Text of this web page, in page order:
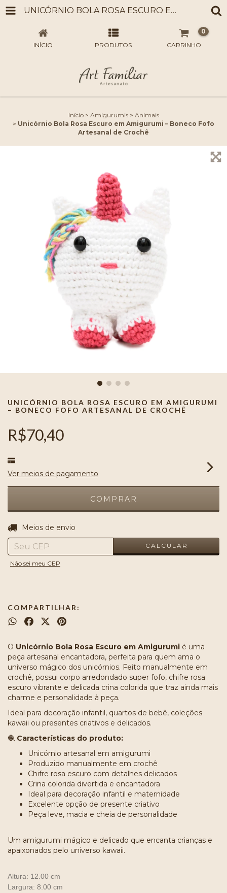
UNICÓRNIO BOLA ROSA ESCURO EM AMIGURUMI – BONECO FOFO ARTESANAL DE CROCHÊ
INÍCIO PRODUTOS CARRINHO
0
Início > Amigurumis > Animais
> Unicórnio Bola Rosa Escuro em Amigurumi – Boneco Fofo
Artesanal de Crochê
UNICÓRNIO BOLA ROSA ESCURO EM AMIGURUMI
– BONECO FOFO ARTESANAL DE CROCHÊ
R$70,40
Ver meios de pagamento
Entregas para o CEP:
Meios de envio
CALCULAR
Não sei meu CEP
COMPARTILHAR:
O Unicórnio Bola Rosa Escuro em Amigurumi é uma
peça artesanal encantadora, perfeita para quem ama o
universo mágico dos unicórnios. Feito manualmente em
crochê, possui corpo arredondado super fofo, chifre rosa
escuro vibrante e delicada crina colorida que traz ainda mais
charme e personalidade à peça.
Ideal para decoração infantil, quartos de bebê, coleções
kawaii ou presentes criativos e delicados.
🧶 Características do produto:
Unicórnio artesanal em amigurumi
Produzido manualmente em crochê
Chifre rosa escuro com detalhes delicados
Crina colorida divertida e encantadora
Ideal para decoração infantil e maternidade
Excelente opção de presente criativo
Peça leve, macia e cheia de personalidade
Um amigurumi mágico e delicado que encanta crianças e
apaixonados pelo universo kawaii.
Altura: 12.00 cm
Largura: 8.00 cm